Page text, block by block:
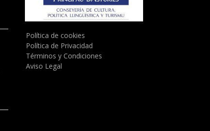
Política de cookies
Política de Privacidad
Términos y Condiciones
Aviso Legal